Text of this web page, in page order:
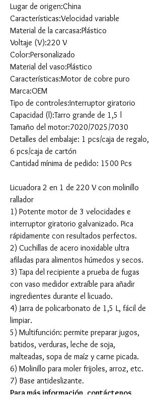
Lugar de origen:China
Características:Velocidad variable
Material de la carcasa:Plástico
Voltaje (V):220 V
Color:Personalizado
Material del vaso:Plástico
Características:Motor de cobre puro
Marca:OEM
Tipo de controles:Interruptor giratorio
Capacidad (l):Tarro grande de 1,5 l
Tamaño del motor:7020/7025/7030
Detalles del embalaje: 1 pcs/caja de regalo,
6 pcs/caja de cartón
Cantidad mínima de pedido: 1500 Pcs
Licuadora 2 en 1 de 220 V con molinillo
rallador
1) Potente motor de 3 velocidades e
interruptor giratorio galvanizado. Pica
rápidamente con resultados perfectos.
2) Cuchillas de acero inoxidable ultra
afiladas para alimentos húmedos y secos.
3) Tapa del recipiente a prueba de fugas
con vaso medidor extraíble para añadir
ingredientes durante el licuado.
4) Jarra de policarbonato de 1,5 L, fácil de
limpiar.
5) Multifunción: permite preparar jugos,
batidos, verduras, leche de soja,
malteadas, sopa de maíz y carne picada.
6) Molinillo para moler frijoles, arroz, etc.
7) Base antideslizante.
Para más información, contáctenos.